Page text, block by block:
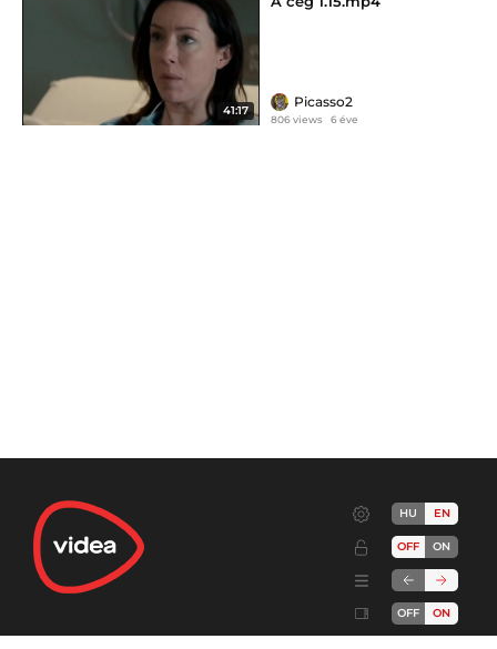
41:17
Picasso2
806 views 6 éve
HU EN
OFF ON
OFF ON